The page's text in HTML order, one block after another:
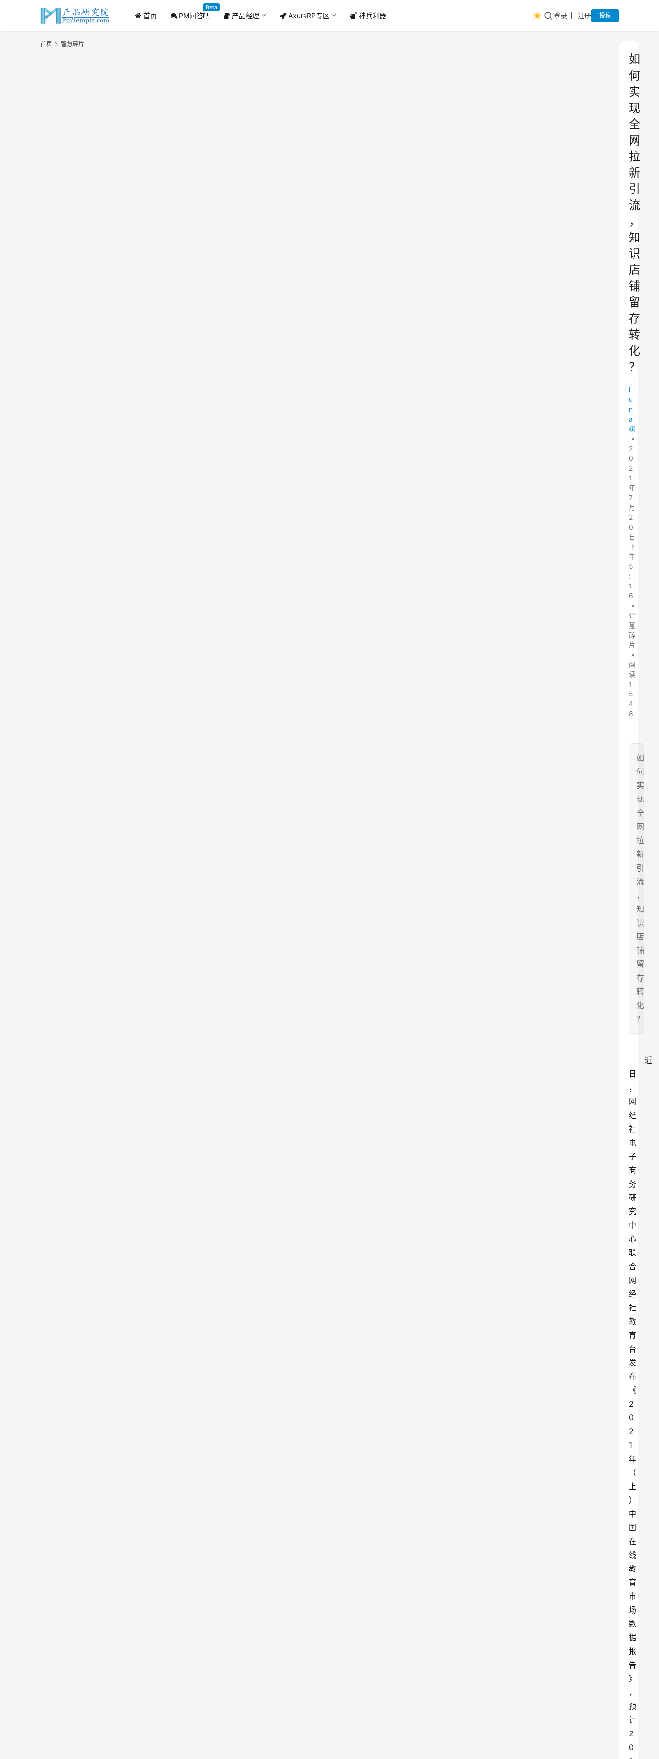
首页 PM问答吧
Beta
产品经理 AxureRP专区 神兵利器 登录 注册 投稿
首页 智慧碎片
如
何
实
现
全
网
拉
新
引
流
，
知
识
店
铺
留
存
转
化
？
l
u
n
a
桃
•
2
0
2
1
年
7
月
2
0
日
下
午
5
:
1
6
•
智
慧
碎
片
•
阅
读
1
5
4
8
如
何
实
现
全
网
拉
新
引
流
，
知
识
店
铺
留
存
转
化
？
近
日
，
网
经
社
电
子
商
务
研
究
中
心
联
合
网
经
社
教
育
台
发
布
《
2
0
2
1
年
（
上
）
中
国
在
线
教
育
市
场
数
据
报
告
》
，
预
计
2
0